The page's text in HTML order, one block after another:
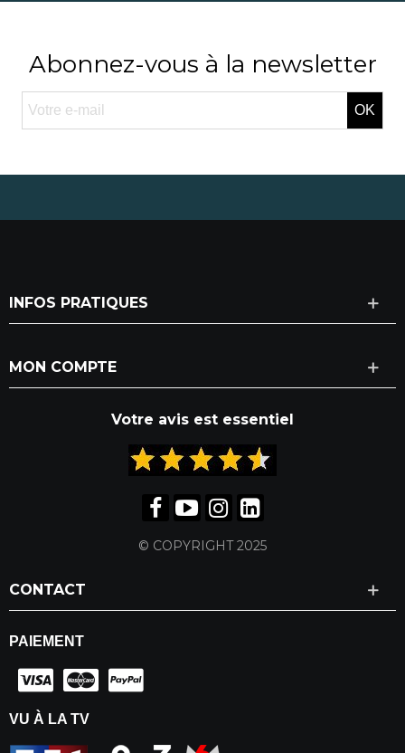
Abonnez-vous à la newsletter
OK
INFOS PRATIQUES
MON COMPTE
Votre avis est essentiel
© COPYRIGHT 2025
CONTACT
PAIEMENT
VU À LA TV